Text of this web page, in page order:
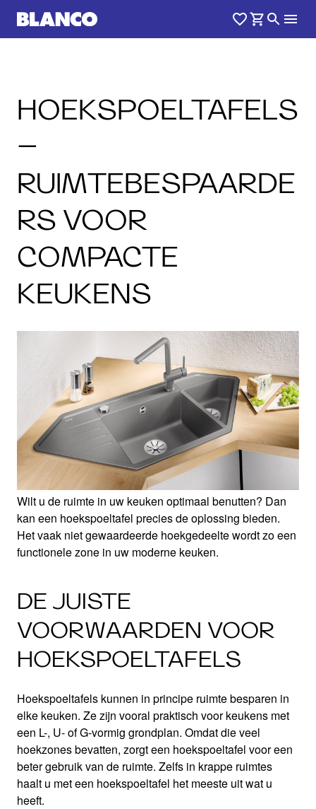
HOEKSPOELTAFELS
–
RUIMTEBESPAARDE
RS VOOR
COMPACTE
KEUKENS
Wilt u de ruimte in uw keuken optimaal benutten? Dan
kan een hoekspoeltafel precies de oplossing bieden.
Het vaak niet gewaardeerde hoekgedeelte wordt zo een
functionele zone in uw moderne keuken.
DE JUISTE
VOORWAARDEN VOOR
HOEKSPOELTAFELS
Hoekspoeltafels kunnen in principe ruimte besparen in
elke keuken. Ze zijn vooral praktisch voor keukens met
een L-, U- of G-vormig grondplan. Omdat die veel
hoekzones bevatten, zorgt een hoekspoeltafel voor een
beter gebruik van de ruimte. Zelfs in krappe ruimtes
haalt u met een hoekspoeltafel het meeste uit wat u
heeft.